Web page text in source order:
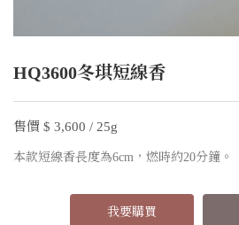
HQ3600冬琪短線香
售價 $ 3,600 / 25g
本款短線香長度為6cm，燃時約20分鐘。
我要購買